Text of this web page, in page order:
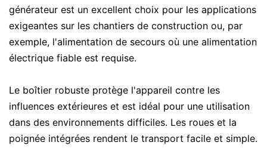
générateur est un excellent choix pour les applications
exigeantes sur les chantiers de construction ou, par
exemple, l'alimentation de secours où une alimentation
électrique fiable est requise.
Le boîtier robuste protège l'appareil contre les
influences extérieures et est idéal pour une utilisation
dans des environnements difficiles. Les roues et la
poignée intégrées rendent le transport facile et simple.